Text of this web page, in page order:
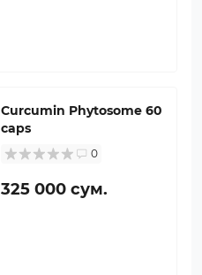
Curcumin Phytosome 60
caps
0
325 000 сум.